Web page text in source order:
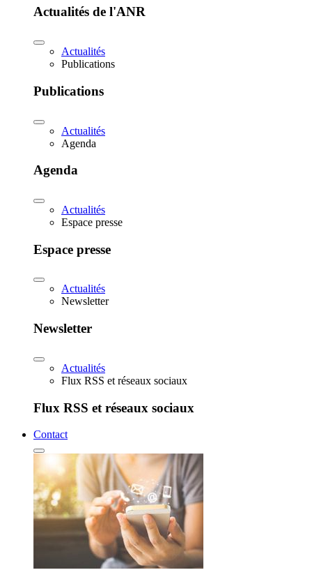
Actualités de l'ANR
Actualités
Publications
Publications
Actualités
Agenda
Agenda
Actualités
Espace presse
Espace presse
Actualités
Newsletter
Newsletter
Actualités
Flux RSS et réseaux sociaux
Flux RSS et réseaux sociaux
Contact